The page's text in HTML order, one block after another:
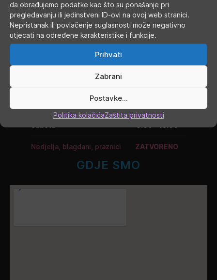
da obrađujemo podatke kao što su ponašanje pri
pregledavanju ili jedinstveni ID-ovi na ovoj web stranici.
Nepristanak ili povlačenje suglasnosti može negativno
utjecati na određene karakteristike i funkcije.
Prihvati
Zabrani
Postavke...
Politika kolačićaZaštita privatnosti
Ponedjeljak 9.00 - 19.00
Utorak 9.00 - 16.00
Nedjelja, blagdani, praznici ZATVORENO
GDJE SMO